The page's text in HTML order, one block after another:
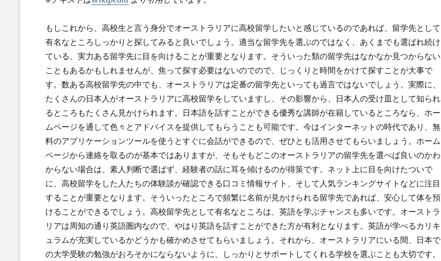
もしこれから、高校生と言う身分でオーストラリアに高校留学したいと感じているのであれば、留学先として
有名なところしっかりと探してみると良いでしょう。適当な留学先を選ぶのではなく、あくまでも選ばれ続け
ている、実力ある留学先に目を向けることが重要となります。そういった類の留学先はなかなか見つからない
こともあるかもしれませんが、焦って探す必要はないのでので、じっくりと時間をかけて探すことが大事で
す。数ある高校留学先の中でも、オーストラリアは定番の留学先といっても過言ではないでしょう。実際に、
たくさんの日本人がオーストラリアに高校留学をしていますし、その影響から、日本人の受け皿として知られ
るところもたくさん見かけられます。日本語を話すことができる優秀な講師が在籍しているところなら、ホー
ムページを通して色々とアドバイスを提供してもらうことも可能です。今はインターネットの時代であり、無
料のアプリケーションツールを使うとすぐに会話ができるので、ぜひとも活用させてもらいましょう。ホーム
ページから連絡を取るのが基本ではありますが、そもそもどこのオーストラリアの留学先を選べば良いのかわ
からない場合は、素人判断で選ばず、経験者の話に耳を傾けるのが得策です。ネット上に目を向けたついで
に、高校留学をした人たちの体験談が確認できる口コミ情報サイト、そして人気ランキングサイトなどに注目
することが重要となります。そういったところで頻繁に名前が見かけられる留学先であれば、安心して体を預
けることができるでしょう。高校留学先として有名なところは、英語を学ぶチャンスも多いです。オーストラ
リアは周知の通り英語圏内なので、やはり英語を話すことができた方が有利となります。英語が学べるカリキ
ュラムが充実しているかどうかも確かめさせてもらいましょう。それから、オーストラリアにいる間、日本で
の大学受験の勉強がおろそかにならないように、しっかりとサポートしてくれる学校を選ぶことも大切です。